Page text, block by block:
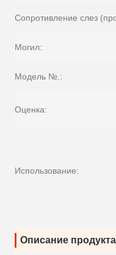
Сопротивление слез
Могил:
Модель №.:
Оценка:
Использование:
Описание продукта